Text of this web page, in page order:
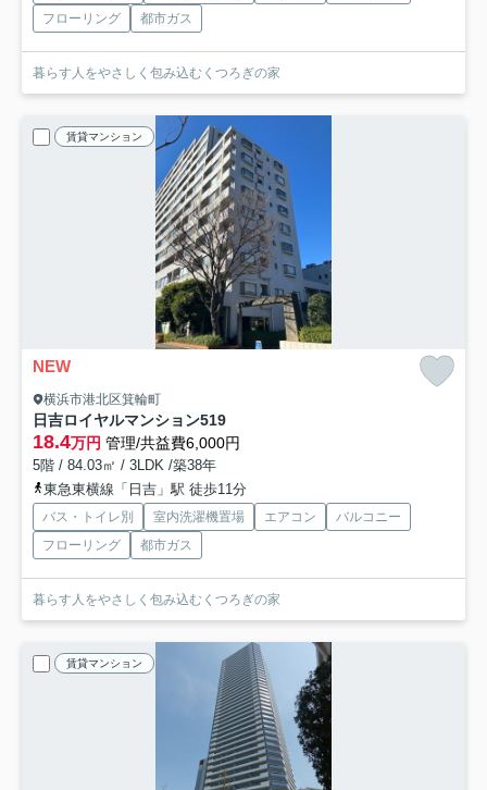
フローリング
都市ガス
暮らす人をやさしく包み込むくつろぎの家
賃貸マンション
NEW
横浜市港北区箕輪町
日吉ロイヤルマンション519
18.4万円 管理/共益費6,000円
5階 / 84.03㎡ / 3LDK /築38年
東急東横線「日吉」駅 徒歩11分
バス・トイレ別 室内洗濯機置場 エアコン
バルコニー
フローリング
都市ガス
暮らす人をやさしく包み込むくつろぎの家
賃貸マンション